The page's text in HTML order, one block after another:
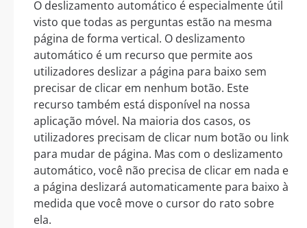
O deslizamento automático é especialmente útil
visto que todas as perguntas estão na mesma
página de forma vertical. O deslizamento
automático é um recurso que permite aos
utilizadores deslizar a página para baixo sem
precisar de clicar em nenhum botão. Este
recurso também está disponível na nossa
aplicação móvel. Na maioria dos casos, os
utilizadores precisam de clicar num botão ou link
para mudar de página. Mas com o deslizamento
automático, você não precisa de clicar em nada e
a página deslizará automaticamente para baixo à
medida que você move o cursor do rato sobre
ela.